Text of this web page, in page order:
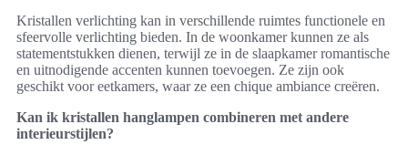
Kristallen verlichting kan in verschillende ruimtes functionele en
sfeervolle verlichting bieden. In de woonkamer kunnen ze als
statementstukken dienen, terwijl ze in de slaapkamer romantische
en uitnodigende accenten kunnen toevoegen. Ze zijn ook
geschikt voor eetkamers, waar ze een chique ambiance creëren.
Kan ik kristallen hanglampen combineren met andere
interieurstijlen?